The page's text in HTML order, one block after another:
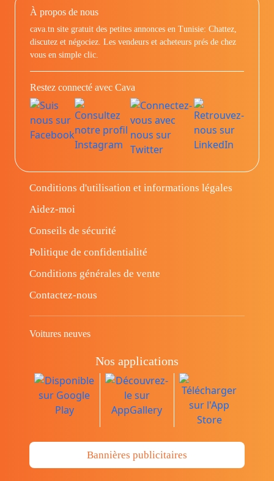
À propos de nous
cava.tn site gratuit des petites annonces en Tunisie: Chattez,
discutez et négociez. Les vendeurs et acheteurs prés de chez
vous en simple clic.
Restez connecté avec Cava
Conditions d'utilisation et informations légales
Aidez-moi
Conseils de sécurité
Politique de confidentialité
Conditions générales de vente
Contactez-nous
Voitures neuves
Nos applications
Bannières publicitaires